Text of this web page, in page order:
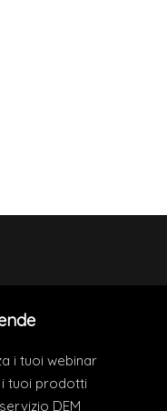
i tuoi webinar
i tuoi prodotti
DEM